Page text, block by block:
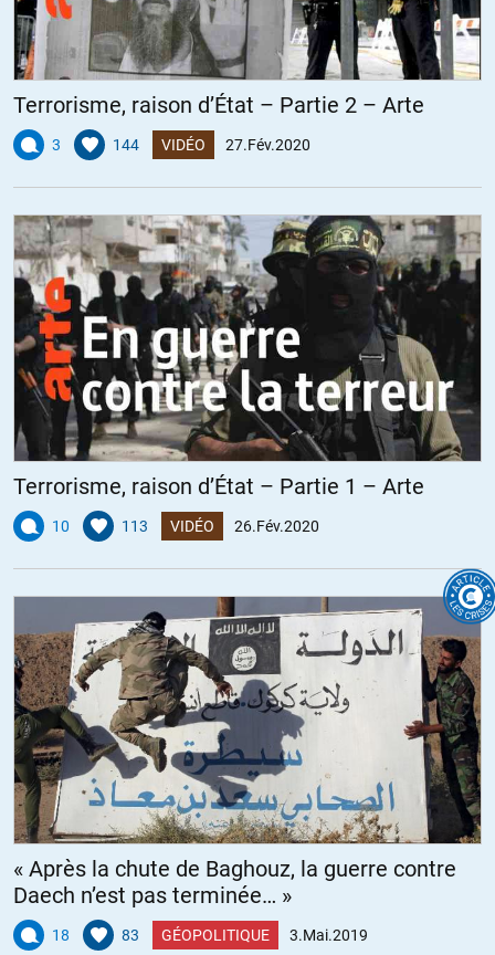
Terrorisme, raison d’État – Partie 2 – Arte
3 144 VIDÉO 27.Fév.2020
Terrorisme, raison d’État – Partie 1 – Arte
10 113 VIDÉO 26.Fév.2020
« Après la chute de Baghouz, la guerre contre
Daech n’est pas terminée… »
18 83 GÉOPOLITIQUE 3.Mai.2019